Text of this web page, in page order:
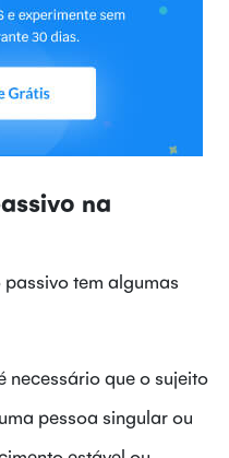
na
tem algumas
necessário que o sujeito
pessoa singular ou